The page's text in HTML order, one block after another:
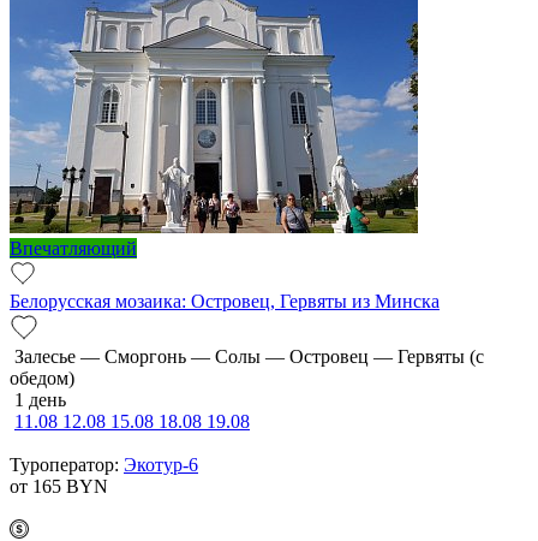
Впечатляющий
Белорусская мозаика: Островец, Гервяты из Минска
Залесье — Сморгонь — Солы — Островец — Гервяты (с
обедом)
1 день
11.08 12.08 15.08 18.08 19.08
Туроператор: Экотур-6
от 165 BYN